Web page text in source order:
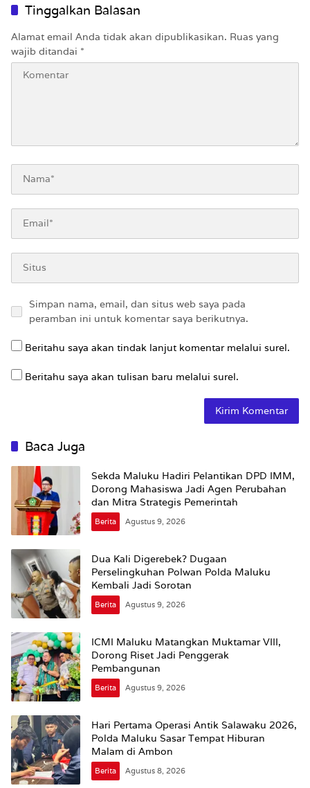
Tinggalkan Balasan
Alamat email Anda tidak akan dipublikasikan. Ruas yang
wajib ditandai *
Simpan nama, email, dan situs web saya pada
peramban ini untuk komentar saya berikutnya.
Beritahu saya akan tindak lanjut komentar melalui surel.
Beritahu saya akan tulisan baru melalui surel.
Baca Juga
Sekda Maluku Hadiri Pelantikan DPD IMM,
Dorong Mahasiswa Jadi Agen Perubahan
dan Mitra Strategis Pemerintah
Berita Agustus 9, 2026
Dua Kali Digerebek? Dugaan
Perselingkuhan Polwan Polda Maluku
Kembali Jadi Sorotan
Berita Agustus 9, 2026
ICMI Maluku Matangkan Muktamar VIII,
Dorong Riset Jadi Penggerak
Pembangunan
Berita Agustus 9, 2026
Hari Pertama Operasi Antik Salawaku 2026,
Polda Maluku Sasar Tempat Hiburan
Malam di Ambon
Berita Agustus 8, 2026